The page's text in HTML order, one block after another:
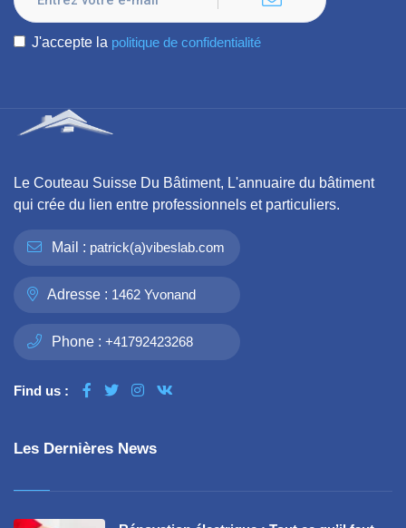
J'accepte la politique de confidentialité
Le Couteau Suisse Du Bâtiment, L'annuaire du bâtiment
qui crée du lien entre professionnels et particuliers.
Mail : patrick(a)vibeslab.com
Adresse : 1462 Yvonand
Phone : +41792423268
Find us :
Les Dernières News